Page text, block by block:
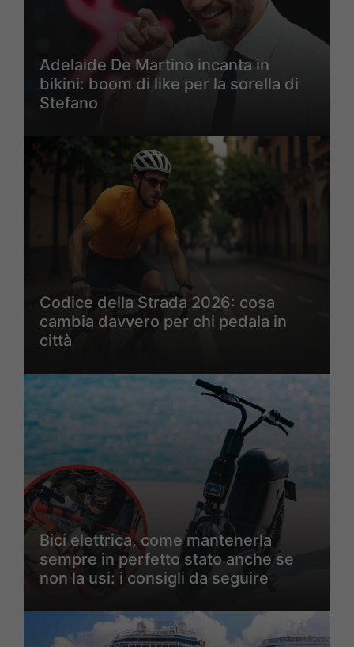
Adelaide De Martino incanta in
bikini: boom di like per la sorella di
Stefano
Codice della Strada 2026: cosa
cambia davvero per chi pedala in
città
Bici elettrica, come mantenerla
sempre in perfetto stato anche se
non la usi: i consigli da seguire